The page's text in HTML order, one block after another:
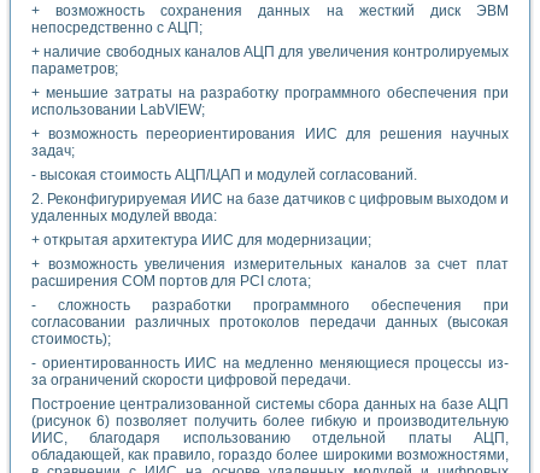
+ возможность сохранения данных на жесткий диск ЭВМ
непосредственно с АЦП;
+ наличие свободных каналов АЦП для увеличения контролируемых
параметров;
+ меньшие затраты на разработку программного обеспечения при
использовании LabVIEW;
+ возможность переориентирования ИИС для решения научных
задач;
- высокая стоимость АЦП/ЦАП и модулей согласований.
2. Реконфигурируемая ИИС на базе датчиков с цифровым выходом и
удаленных модулей ввода:
+ открытая архитектура ИИС для модернизации;
+ возможность увеличения измерительных каналов за счет плат
расширения СОМ портов для PCI слота;
- сложность разработки программного обеспечения при
согласовании различных протоколов передачи данных (высокая
стоимость);
- ориентированность ИИС на медленно меняющиеся процессы из-
за ограничений скорости цифровой передачи.
Построение централизованной системы сбора данных на базе АЦП
(рисунок 6) позволяет получить более гибкую и производительную
ИИС, благодаря использованию отдельной платы АЦП,
обладающей, как правило, гораздо более широкими возможностями,